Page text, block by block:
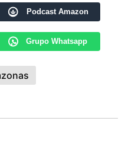
Podcast Amazon
Grupo Whatsapp